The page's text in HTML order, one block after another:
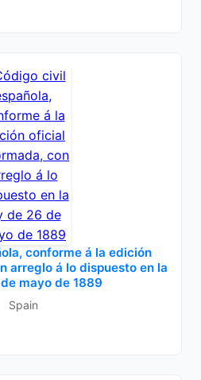
conforme á la edición
arreglo á lo dispuesto en la
mayo de 1889
Spain